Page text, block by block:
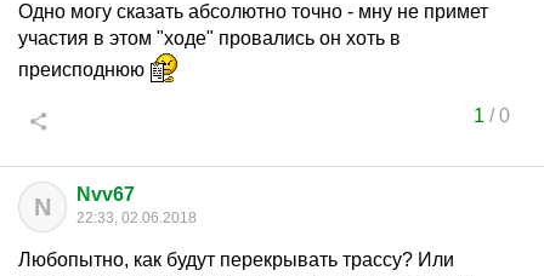
Одно могу сказать абсолютно точно - мну не примет
участия в этом "ходе" провались он хоть в
преисподнюю
1 /0
N Nvv67
22:33, 02.06.2018
Любопытно, как будут перекрывать трассу? Или